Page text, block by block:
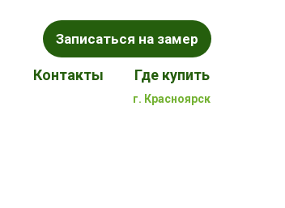
Контакты Где купить
Записаться на замер
г. Красноярск